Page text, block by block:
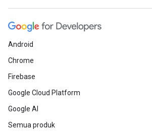
Android
Chrome
Firebase
Google Cloud Platform
Google AI
Semua produk